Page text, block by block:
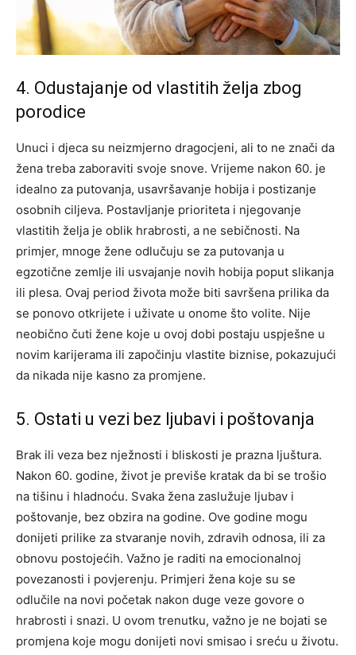
4. Odustajanje od vlastitih želja zbog
porodice
Unuci i djeca su neizmjerno dragocjeni, ali to ne znači da
žena treba zaboraviti svoje snove. Vrijeme nakon 60. je
idealno za putovanja, usavršavanje hobija i postizanje
osobnih ciljeva. Postavljanje prioriteta i njegovanje
vlastitih želja je oblik hrabrosti, a ne sebičnosti. Na
primjer, mnoge žene odlučuju se za putovanja u
egzotične zemlje ili usvajanje novih hobija poput slikanja
ili plesa. Ovaj period života može biti savršena prilika da
se ponovo otkrijete i uživate u onome što volite. Nije
neobično čuti žene koje u ovoj dobi postaju uspješne u
novim karijerama ili započinju vlastite biznise, pokazujući
da nikada nije kasno za promjene.
5. Ostati u vezi bez ljubavi i poštovanja
Brak ili veza bez nježnosti i bliskosti je prazna ljuštura.
Nakon 60. godine, život je previše kratak da bi se trošio
na tišinu i hladnoću. Svaka žena zaslužuje ljubav i
poštovanje, bez obzira na godine. Ove godine mogu
donijeti prilike za stvaranje novih, zdravih odnosa, ili za
obnovu postojećih. Važno je raditi na emocionalnoj
povezanosti i povjerenju. Primjeri žena koje su se
odlučile na novi početak nakon duge veze govore o
hrabrosti i snazi. U ovom trenutku, važno je ne bojati se
promjena koje mogu donijeti novi smisao i sreću u životu.